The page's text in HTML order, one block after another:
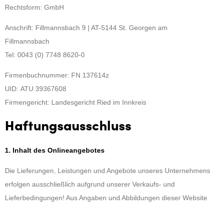
Rechtsform: GmbH
Anschrift: Fillmannsbach 9 | AT-5144 St. Georgen am
Fillmannsbach
Tel: 0043 (0) 7748 8620-0
Firmenbuchnummer: FN 137614z
UID: ATU 39367608
Firmengericht: Landesgericht Ried im Innkreis
Haftungsausschluss
1. Inhalt des Onlineangebotes
Die Lieferungen, Leistungen und Angebote unseres Unternehmens
erfolgen ausschließlich aufgrund unserer Verkaufs- und
Lieferbedingungen! Aus Angaben und Abbildungen dieser Website